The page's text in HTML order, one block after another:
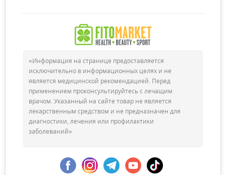
Как правильно использовать
ополаскиватель?
Существует ряд правил, по которым проводится полоскание
ротовой полости, чтобы избежать негативного влияния этой
процедуры. Слишком частое применение жидкости для
ополаскивания или неграмотный ее выбор может
значительно ухудшить состояние зубов. Итак, вам следует:
Полоскать зубы после чистки зубов, чтобы продлить
В течении 20-30 минут после гигиенических процедур
не рекомендуется употреблять пищу и напитки.
«Информация на странице предоставляется
исключительно в информационных целях и не
является медицинской рекомендацией. Перед
применением проконсультируйтесь с лечащим
врачом. Указанный на сайте товар не является
лекарственным средством и не предназначен для
диагностики, лечения или профилактики
заболеваний»